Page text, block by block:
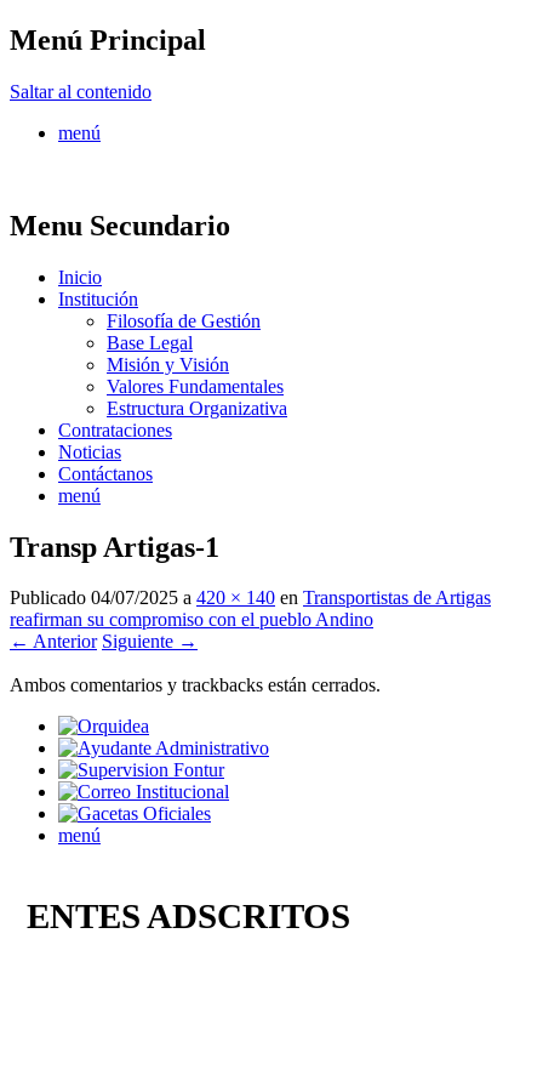
Menú Principal
Saltar al contenido
menú
Menu Secundario
Inicio
Institución
Filosofía de Gestión
Base Legal
Misión y Visión
Valores Fundamentales
Estructura Organizativa
Contrataciones
Noticias
Contáctanos
menú
Transp Artigas-1
Publicado 04/07/2025 a 420 × 140 en Transportistas de Artigas
reafirman su compromiso con el pueblo Andino
← Anterior Siguiente →
Ambos comentarios y trackbacks están cerrados.
menú
ENTES ADSCRITOS